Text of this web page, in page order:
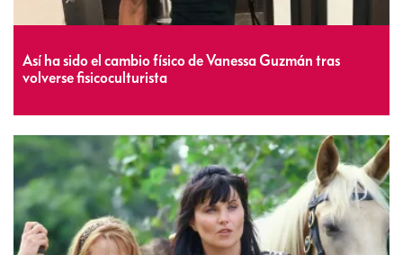
Así ha sido el cambio físico de Vanessa Guzmán tras
volverse fisicoculturista